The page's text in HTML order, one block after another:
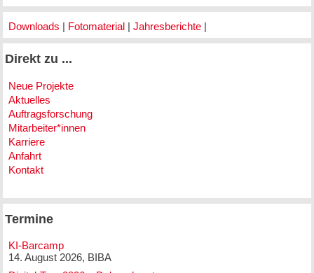
Downloads | Fotomaterial| Jahresberichte|
Direkt zu ...
Neue Projekte
Aktuelles
Auftragsforschung
Mitarbeiter*innen
Karriere
Anfahrt
Kontakt
Termine
KI-Barcamp
14. August 2026, BIBA